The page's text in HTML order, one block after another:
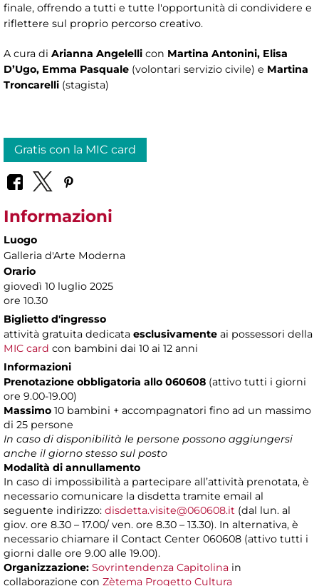
finale, offrendo a tutti e tutte l'opportunità di condividere e
riflettere sul proprio percorso creativo.
A cura di Arianna Angelelli con Martina Antonini, Elisa
D’Ugo, Emma Pasquale (volontari servizio civile) e Martina
Troncarelli (stagista)
Gratis con la MIC card
Informazioni
Luogo
Galleria d'Arte Moderna
Orario
giovedì 10 luglio 2025
ore 10.30
Biglietto d'ingresso
attività gratuita dedicata esclusivamente ai possessori della
MIC card con bambini dai 10 ai 12 anni
Informazioni
Prenotazione obbligatoria allo 060608 (attivo tutti i giorni
ore 9.00-19.00)
Massimo 10 bambini + accompagnatori fino ad un massimo
di 25 persone
In caso di disponibilità le persone possono aggiungersi
anche il giorno stesso sul posto
Modalità di annullamento
In caso di impossibilità a partecipare all’attività prenotata, è
necessario comunicare la disdetta tramite email al
seguente indirizzo: disdetta.visite@060608.it (dal lun. al
giov. ore 8.30 – 17.00/ ven. ore 8.30 – 13.30). In alternativa, è
necessario chiamare il Contact Center 060608 (attivo tutti i
giorni dalle ore 9.00 alle 19.00).
Organizzazione: Sovrintendenza Capitolina in
collaborazione con Zètema Progetto Cultura